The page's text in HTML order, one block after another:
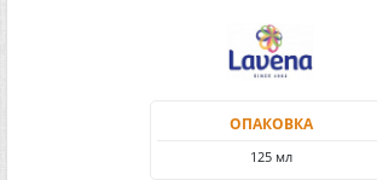
ОПАКОВКА
125 мл